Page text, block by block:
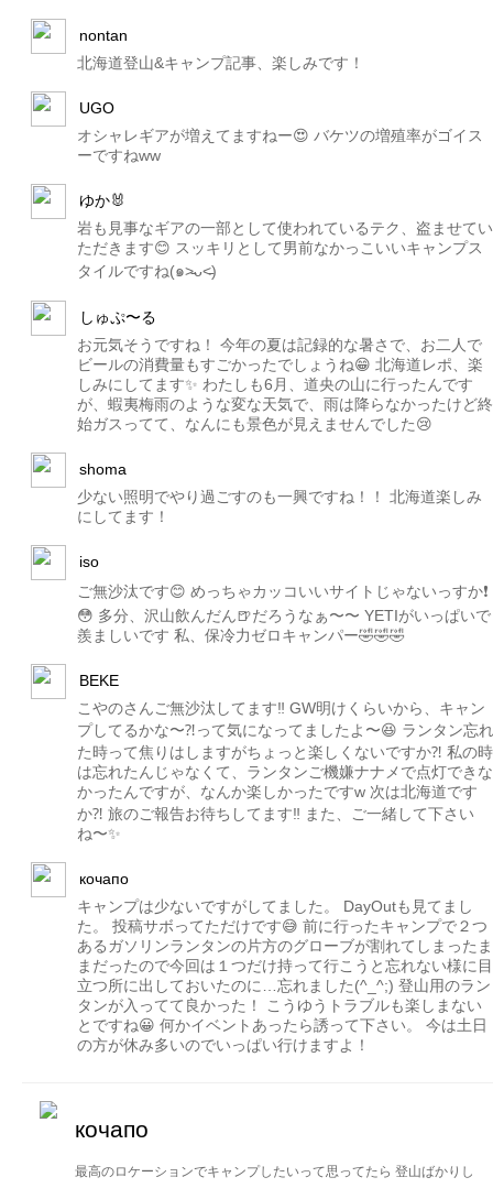
nontan
北海道登山&キャンプ記事、楽しみです！
UGO
オシャレギアが増えてますねー😍 バケツの増殖率がゴイス
ーですねww
ゆか🐰
岩も見事なギアの一部として使われているテク、盗ませてい
ただきます😊 スッキリとして男前なかっこいいキャンプス
タイルですね(๑˃̵ᴗ˂̵)
しゅぷ〜る
お元気そうですね！ 今年の夏は記録的な暑さで、お二人で
ビールの消費量もすごかったでしょうね😁 北海道レポ、楽
しみにしてます✨ わたしも6月、道央の山に行ったんです
が、蝦夷梅雨のような変な天気で、雨は降らなかったけど終
始ガスってて、なんにも景色が見えませんでした😢
shoma
少ない照明でやり過ごすのも一興ですね！！ 北海道楽しみ
にしてます！
iso
ご無沙汰です😊 めっちゃカッコいいサイトじゃないっすか❗️
😳 多分、沢山飲んだん🍺だろうなぁ〜〜 YETIがいっぱいで
羨ましいです 私、保冷力ゼロキャンパー🤣🤣🤣
BEKE
こやのさんご無沙汰してます‼︎ GW明けくらいから、キャン
プしてるかな〜⁈って気になってましたよ〜😆 ランタン忘れ
た時って焦りはしますがちょっと楽しくないですか⁈ 私の時
は忘れたんじゃなくて、ランタンご機嫌ナナメで点灯できな
かったんですが、なんか楽しかったですw 次は北海道です
か⁈ 旅のご報告お待ちしてます‼︎ また、ご一緒して下さい
ね〜✨
кочапо
キャンプは少ないですがしてました。 DayOutも見てまし
た。 投稿サボってただけです😅 前に行ったキャンプで２つ
あるガソリンランタンの片方のグローブが割れてしまったま
まだったので今回は１つだけ持って行こうと忘れない様に目
立つ所に出しておいたのに…忘れました(^_^;) 登山用のラン
タンが入ってて良かった！ こうゆうトラブルも楽しまない
とですね😀 何かイベントあったら誘って下さい。 今は土日
の方が休み多いのでいっぱい行けますよ！
кочапо
最高のロケーションでキャンプしたいって思ってたら 登山ばかりし